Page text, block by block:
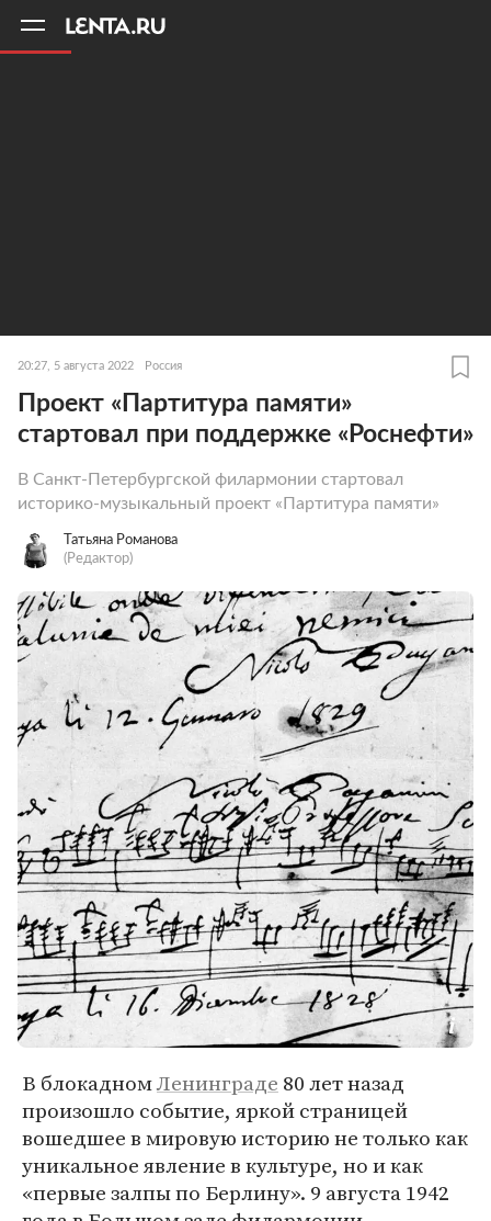
20:27, 5 августа 2022 Россия
Проект «Партитура памяти»
стартовал при поддержке «Роснефти»
В Санкт-Петербургской филармонии стартовал
историко-музыкальный проект «Партитура памяти»
Татьяна Романова
(Редактор)
В блокадномЛенинграде 80 лет назад
произошло событие, яркой страницей
вошедшее в мировую историю не только как
уникальное явление в культуре, но и как
«первые залпы по Берлину». 9 августа 1942